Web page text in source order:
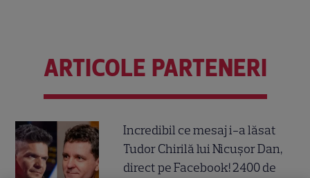
ARTICOLE PARTENERI
Incredibil ce mesaj i-a lăsat
Tudor Chirilă lui Nicușor Dan,
direct pe Facebook! 2400 de